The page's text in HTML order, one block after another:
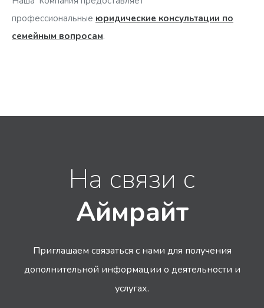
профессиональные юридические консультации по
семейным вопросам.
На связи с
Аймрайт
Приглашаем связаться с нами для получения
дополнительной информации о деятельности и
услугах.